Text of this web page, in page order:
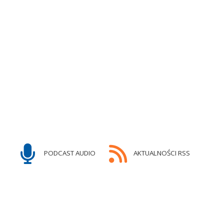
PODCAST AUDIO AKTUALNOŚCI RSS